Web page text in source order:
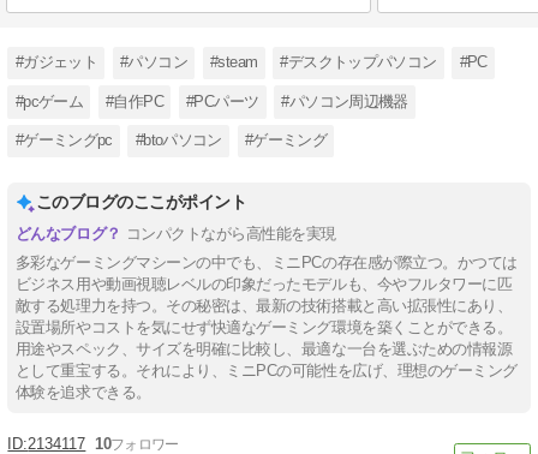
#ガジェット #パソコン #steam #デスクトップパソコン #PC
#pcゲーム #自作PC #PCパーツ #パソコン周辺機器
#ゲーミングpc #btoパソコン #ゲーミング
このブログのここがポイント
コンパクトながら高性能を実現
多彩なゲーミングマシーンの中でも、ミニPCの存在感が際立つ。かつては
ビジネス用や動画視聴レベルの印象だったモデルも、今やフルタワーに匹
敵する処理力を持つ。その秘密は、最新の技術搭載と高い拡張性にあり、
設置場所やコストを気にせず快適なゲーミング環境を築くことができる。
用途やスペック、サイズを明確に比較し、最適な一台を選ぶための情報源
として重宝する。それにより、ミニPCの可能性を広げ、理想のゲーミング
体験を追求できる。
2134117 10